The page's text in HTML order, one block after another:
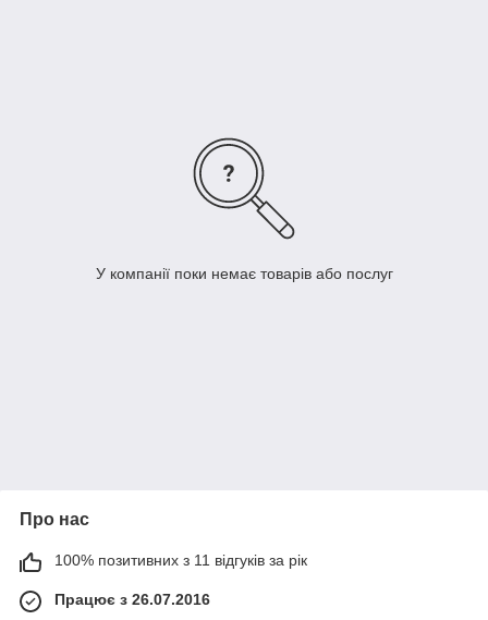
У компанії поки немає товарів або послуг
Про нас
100% позитивних з 11 відгуків за рік
Працює з 26.07.2016